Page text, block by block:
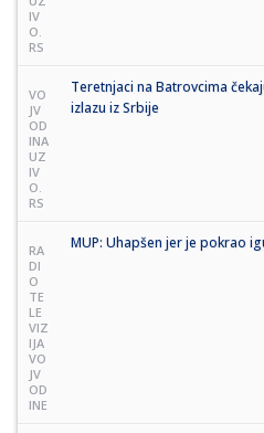
IV
O.
RS
VO
JV
OD
INA
UZ
IV
O.
RS
Teretnjaci na Batrovcima
izlazu iz Srbije
RA
DI
O
TE
LE
VIZ
IJA
VO
JV
OD
INE
MUP: Uhapšen jer je pokrao